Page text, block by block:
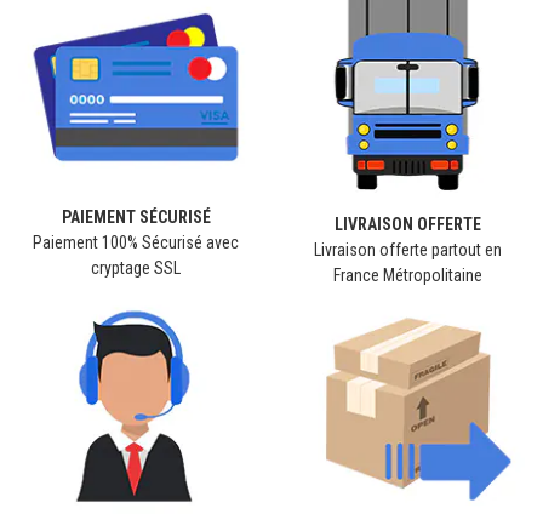
PAIEMENT SÉCURISÉ
Paiement 100% Sécurisé avec
cryptage SSL
LIVRAISON OFFERTE
Livraison offerte partout en
France Métropolitaine